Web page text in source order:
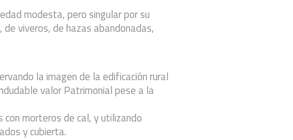
modesta, pero singular por su
viveros, de hazas abandonadas,
la imagen de la edificación rural
valor Patrimonial pese a la
con morteros de cal, y utilizando
y cubierta.